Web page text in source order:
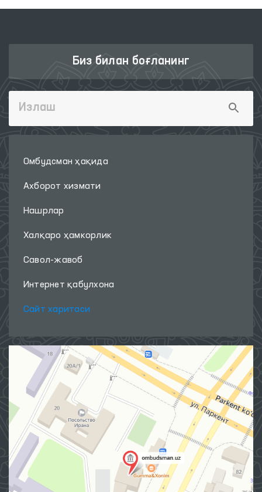
Биз билан боғланинг
Омбудсман ҳақида
Ахборот хизмати
Нашрлар
Халқаро ҳамкорлик
Савол-жавоб
Интернет қабулхона
Сайт харитаси